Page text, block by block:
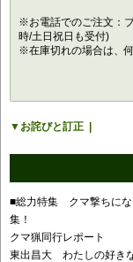
※お電話でのご注文：
時/土日祝日も受付)
※在庫切れの場合は、
お詫びと訂正
■総力特集 クマ撃ちに
集！
クマ猟同行レポート
東出昌大 わたしの好き